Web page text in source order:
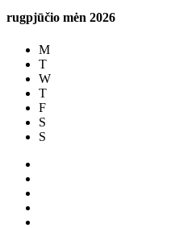
rugpjūčio mėn 2026
M
T
W
T
F
S
S